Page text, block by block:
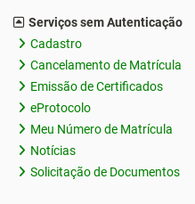
Serviços sem Autenticação
Cadastro
Cancelamento de Matrícula
Emissão de Certificados
eProtocolo
Meu Número de Matrícula
Notícias
Solicitação de Documentos